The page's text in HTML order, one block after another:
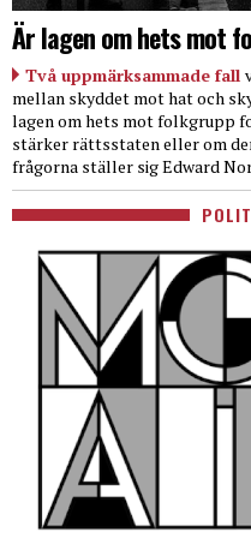
Är lagen om hets mot
Två uppmärksammade fall
mellan skyddet mot hat och
lagen om hets mot folkgrupp
stärker rättsstaten eller om
frågorna ställer sig Edward